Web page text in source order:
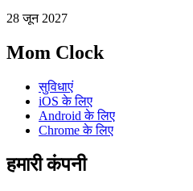
28 जून 2027
Mom Clock
सुविधाएं
iOS के लिए
Android के लिए
Chrome के लिए
हमारी कंपनी